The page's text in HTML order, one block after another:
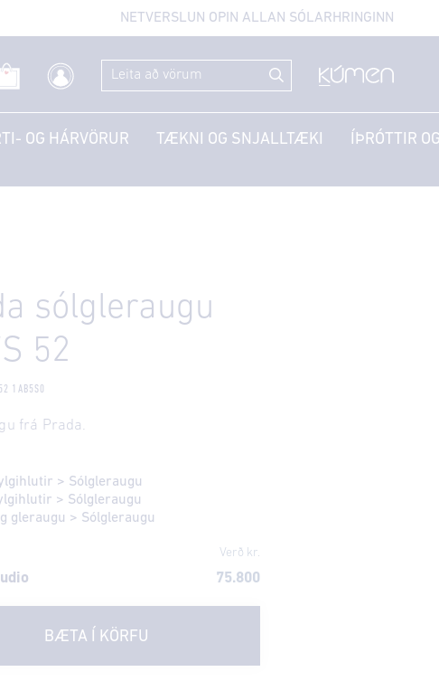
NETVERSLUN OPIN ALLAN SÓLARHRINGINN
OG HÁRVÖRUR TÆKNI OG SNJALLTÆKI ÍÞRÓTTIR
sólgleraugu
52
1AB5S0
frá Prada.
> Sólgleraugu
> Sólgleraugu
gleraugu > Sólgleraugu
Verð kr.
75.800
BÆTA Í KÖRFU